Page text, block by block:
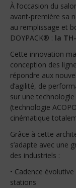
À l’occasion du
avant-première sa
au remplissage et
DOYPACK® : la
Cette innovation
conception des
répondre aux
d’agilité, de
sur une
(technologie
cinématique
Grâce à cette
s’adapte avec une
des industriels :
• Cadence
stations